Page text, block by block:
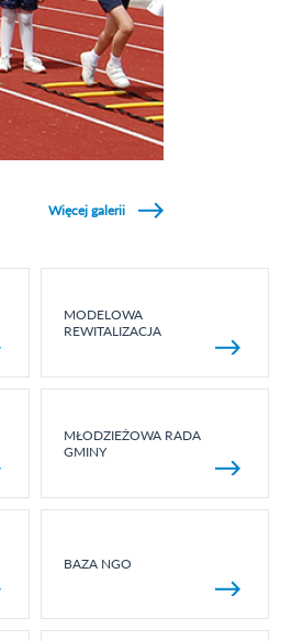
Więcej galerii
MODELOWA
REWITALIZACJA
MŁODZIEŻOWA RADA
GMINY
BAZA NGO